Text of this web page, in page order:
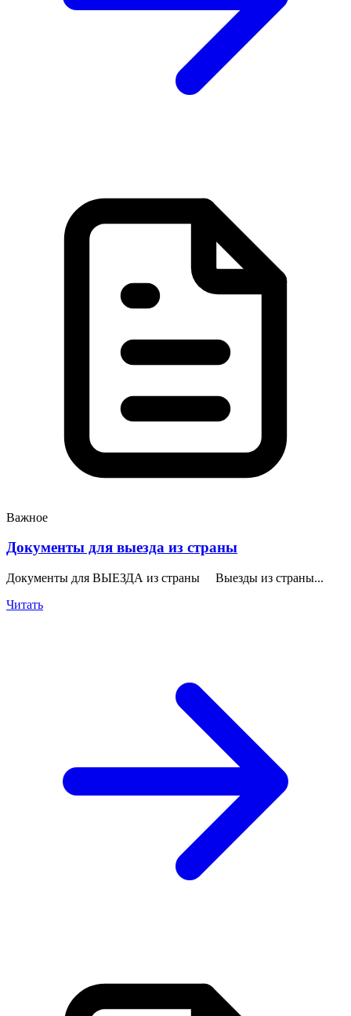
Важное
Документы для выезда из страны
Документы для ВЫЕЗДА из страны Выезды из страны...
Читать